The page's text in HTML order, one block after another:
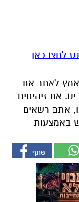
לחצו כאן
מאמץ לאתר את
אם זיהיתים
אתם רשאים
באמצעות